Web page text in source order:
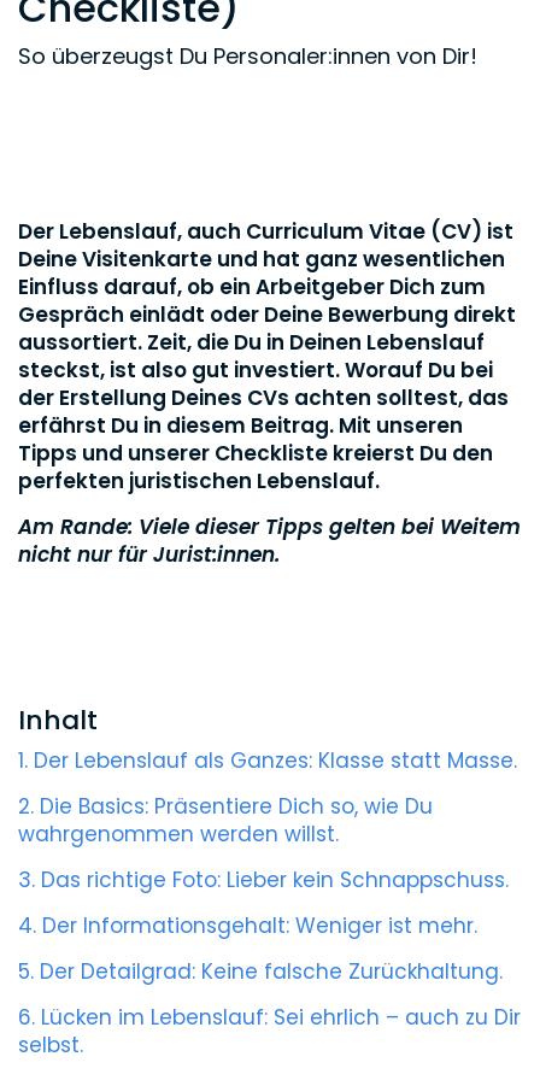
So überzeugst Du Personaler:innen von Dir!
Der Lebenslauf, auch Curriculum Vitae (CV) ist
Deine Visitenkarte und hat ganz wesentlichen
Einfluss darauf, ob ein Arbeitgeber Dich zum
Gespräch einlädt oder Deine Bewerbung direkt
aussortiert. Zeit, die Du in Deinen Lebenslauf
steckst, ist also gut investiert. Worauf Du bei
der Erstellung Deines CVs achten solltest, das
erfährst Du in diesem Beitrag. Mit unseren
Tipps und unserer Checkliste kreierst Du den
perfekten juristischen Lebenslauf.
Am Rande: Viele dieser Tipps gelten bei Weitem
nicht nur für Jurist:innen.
Inhalt
1. Der Lebenslauf als Ganzes: Klasse statt Masse.
2. Die Basics: Präsentiere Dich so, wie Du
wahrgenommen werden willst.
3. Das richtige Foto: Lieber kein Schnappschuss.
4. Der Informationsgehalt: Weniger ist mehr.
5. Der Detailgrad: Keine falsche Zurückhaltung.
6. Lücken im Lebenslauf: Sei ehrlich – auch zu Dir
selbst.